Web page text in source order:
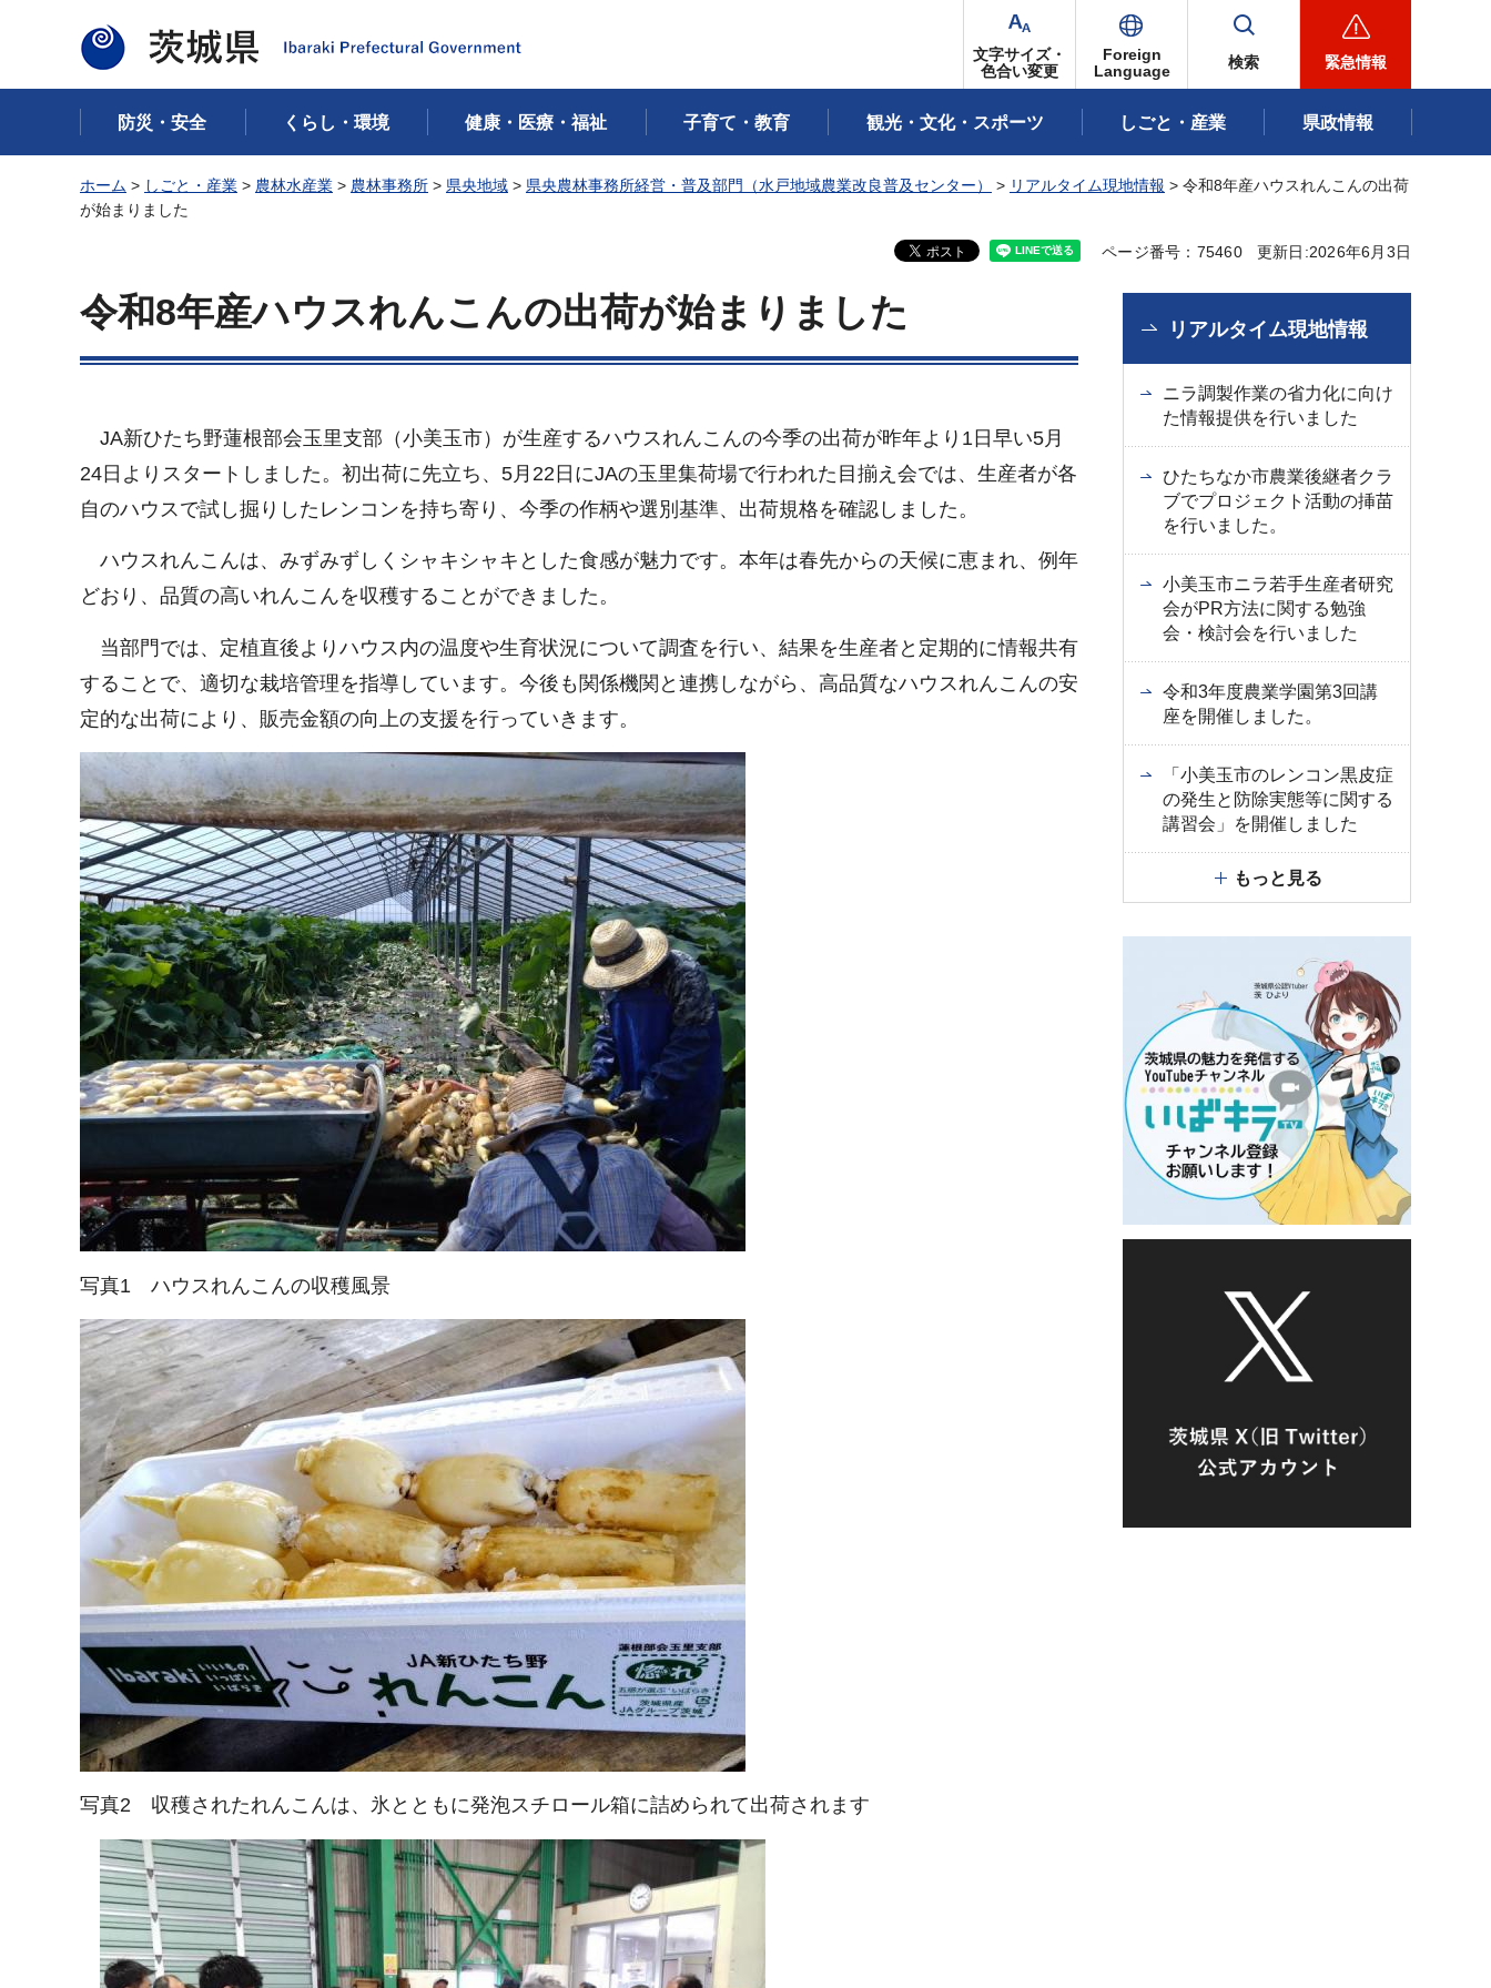
茨城県
文字サイズ・
色合い変更
Foreign
Language
検索 緊急情報
防災・安全 くらし・環境 健康・医療・福祉 子育て・教育 観光・文化・スポーツ しごと・産業 県政情報
ホーム > しごと・産業 > 農林水産業 > 農林事務所 > 県央地域 > 県央農林事務所経営・普及部門（水戸地域農業改良普及センター） > リアルタイム現地情報 > 令和8年産ハウスれんこんの出荷
が始まりました
ページ番号：75460 更新日:2026年6月3日
令和8年産ハウスれんこんの出荷が始まりました
JA新ひたち野蓮根部会玉里支部（小美玉市）が生産するハウスれんこんの今季の出荷が昨年より1日早い5月
24日よりスタートしました。初出荷に先立ち、5月22日にJAの玉里集荷場で行われた目揃え会では、生産者が各
自のハウスで試し掘りしたレンコンを持ち寄り、今季の作柄や選別基準、出荷規格を確認しました。
ハウスれんこんは、みずみずしくシャキシャキとした食感が魅力です。本年は春先からの天候に恵まれ、例年
どおり、品質の高いれんこんを収穫することができました。
当部門では、定植直後よりハウス内の温度や生育状況について調査を行い、結果を生産者と定期的に情報共有
することで、適切な栽培管理を指導しています。今後も関係機関と連携しながら、高品質なハウスれんこんの安
定的な出荷により、販売金額の向上の支援を行っていきます。
写真1 ハウスれんこんの収穫風景
写真2 収穫されたれんこんは、氷とともに発泡スチロール箱に詰められて出荷されます
リアルタイム現地情報
ニラ調製作業の省力化に向け
た情報提供を行いました
ひたちなか市農業後継者クラ
ブでプロジェクト活動の挿苗
を行いました。
小美玉市ニラ若手生産者研究
会がPR方法に関する勉強
会・検討会を行いました
令和3年度農業学園第3回講
座を開催しました。
「小美玉市のレンコン黒皮症
の発生と防除実態等に関する
講習会」を開催しました
もっと見る